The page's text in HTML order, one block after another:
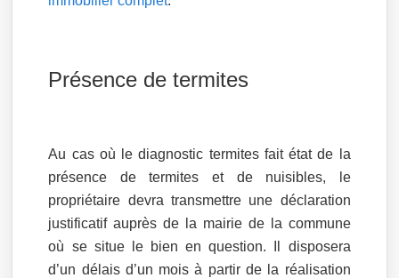
Présence de termites
Au cas où le diagnostic termites fait état de la
présence de termites et de nuisibles, le
propriétaire devra transmettre une déclaration
justificatif auprès de la mairie de la commune
où se situe le bien en question. Il disposera
d’un délais d’un mois à partir de la réalisation